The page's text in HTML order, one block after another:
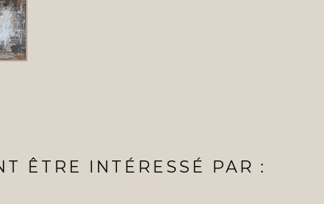
ÊTRE INTÉRESSÉ PAR :